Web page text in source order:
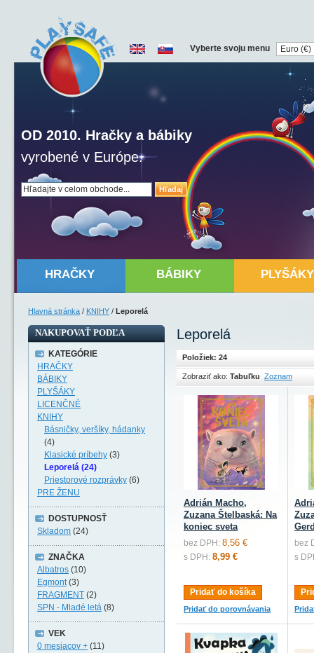
Hľadaj
OD 2010. Hračky a bábiky
vyrobené v Európe.
Vyberte svoju menu
HRAČKY BÁBIKY PLYŠÁKY
Hlavná stránka / KNIHY / Leporelá
Leporelá
Položiek: 24
Zobraziť ako: Tabuľku Zoznam
Adrián Macho,
Zuzana Štelbaská: Na
koniec sveta
bez DPH: 8,56 €
s DPH: 8,99 €
Pridať do košíka
Pridať do porovnávania
bez
s
NAKUPOVAŤ PODĽA
KATEGÓRIE
HRAČKY
BÁBIKY
PLYŠÁKY
LICENČNÉ
KNIHY
Básničky, veršíky, hádanky
(4)
Klasické príbehy (3)
Leporelá (24)
Priestorové rozprávky (6)
PRE ŽENU
DOSTUPNOSŤ
Skladom (24)
ZNAČKA
Albatros (10)
Egmont(3)
FRAGMENT (2)
SPN - Mladé letá (8)
VEK
0 mesiacov + (11)